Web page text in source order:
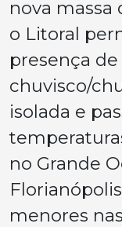
nova massa
o Litoral
presença
chuvisco/
isolada e
no Grande
menores